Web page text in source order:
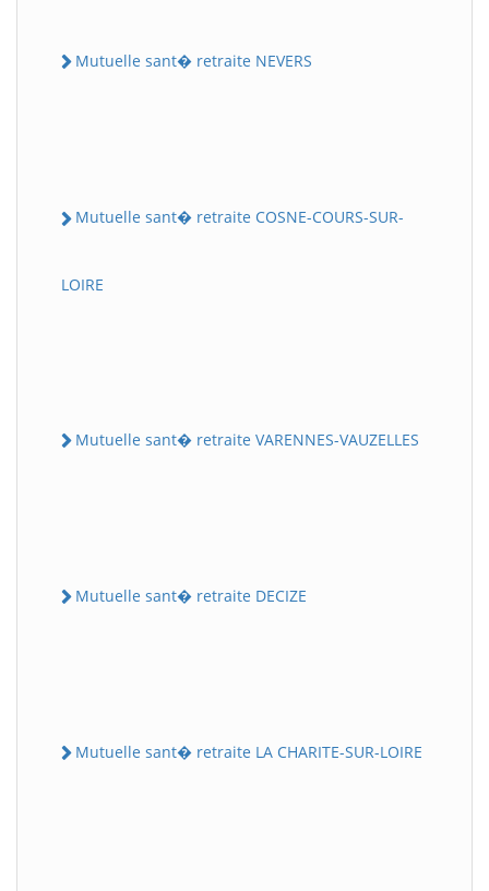
Mutuelle sant� retraite NEVERS
Mutuelle sant� retraite COSNE-COURS-SUR-
LOIRE
Mutuelle sant� retraite VARENNES-VAUZELLES
Mutuelle sant� retraite DECIZE
Mutuelle sant� retraite LA CHARITE-SUR-LOIRE